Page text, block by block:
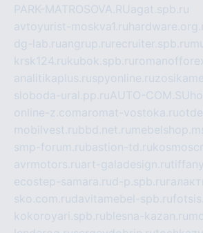
PARK-MATROSOVA.RUagat.spb.ru
avtoyurist-moskva1.ru
dg-lab.ruangrup.ru recruiter.spb.ru
krsk124.rukubok.spb.ru
analitikaplus.ruspyonline.ru
sloboda-ural.pp.ruAUTO-COM.SU
online-z.comaromat-vostoka.ru
mobilvest.rubbd.net.ru
smp-forum.rubastion-td.ru
avrmotors.ruart-galadesign.ru
ecostep-samara.rud-p.spb.ru
sko.com.rudavitamebel-spb.ru
kokoroyari.spb.rublesna-kazan.ru